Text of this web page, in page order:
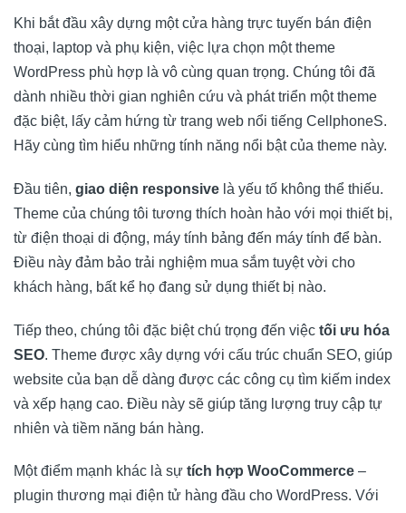
Khi bắt đầu xây dựng một cửa hàng trực tuyến bán điện
thoại, laptop và phụ kiện, việc lựa chọn một theme
WordPress phù hợp là vô cùng quan trọng. Chúng tôi đã
dành nhiều thời gian nghiên cứu và phát triển một theme
đặc biệt, lấy cảm hứng từ trang web nổi tiếng CellphoneS.
Hãy cùng tìm hiểu những tính năng nổi bật của theme này.
Đầu tiên, giao diện responsive là yếu tố không thể thiếu.
Theme của chúng tôi tương thích hoàn hảo với mọi thiết bị,
từ điện thoại di động, máy tính bảng đến máy tính để bàn.
Điều này đảm bảo trải nghiệm mua sắm tuyệt vời cho
khách hàng, bất kể họ đang sử dụng thiết bị nào.
Tiếp theo, chúng tôi đặc biệt chú trọng đến việc tối ưu hóa
SEO. Theme được xây dựng với cấu trúc chuẩn SEO, giúp
website của bạn dễ dàng được các công cụ tìm kiếm index
và xếp hạng cao. Điều này sẽ giúp tăng lượng truy cập tự
nhiên và tiềm năng bán hàng.
Một điểm mạnh khác là sự tích hợp WooCommerce –
plugin thương mại điện tử hàng đầu cho WordPress. Với